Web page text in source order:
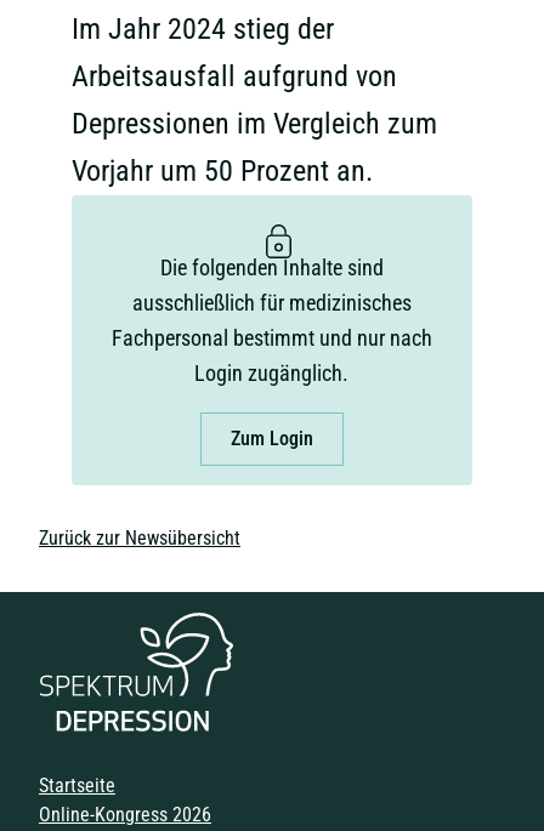
Im Jahr 2024 stieg der
Arbeitsausfall aufgrund von
Depressionen im Vergleich zum
Vorjahr um 50 Prozent an.
Die folgenden Inhalte sind
ausschließlich für medizinisches
Fachpersonal bestimmt und nur nach
Login zugänglich.
Zum Login
Zurück zur Newsübersicht
Navigation überspringen
Startseite
Online-Kongress 2026